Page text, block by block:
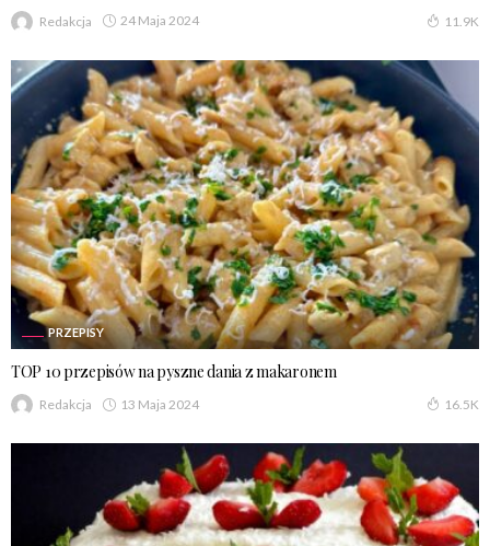
Redakcja 24 Maja 2024 11.9K
PRZEPISY
TOP 10 przepisów na pyszne dania z makaronem
Redakcja 13 Maja 2024 16.5K